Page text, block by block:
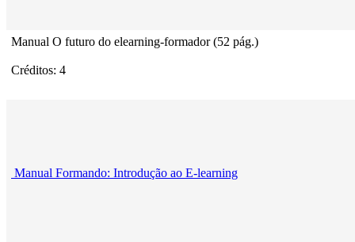
Manual O futuro do elearning-formador (52 pág.)
Créditos: 4
Manual Formando: Introdução ao E-learning